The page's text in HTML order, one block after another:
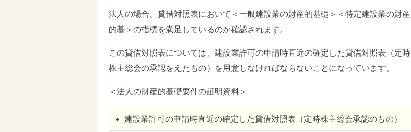
法人の場合、貸借対照表において＜一般建設業の財産的基礎＞＜特定建設業の財産
的基＞の指標を満足しているのか確認されます。
この貸借対照表については、建設業許可の申請時直近の確定した貸借対照表（定時
株主総会の承認をえたもの）を用意しなければならないことになっています。
＜法人の財産的基礎要件の証明資料＞
建設業許可の申請時直近の確定した貸借対照表（定時株主総会承認のもの）